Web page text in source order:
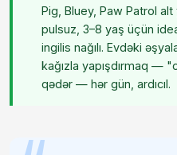
Pig, Bluey, Paw Patrol
pulsuz, 3–8 yaş üçün
ingilis nağılı. Evdəki
kağızla yapışdırmaq —
qədər — hər gün, ardıcıl.